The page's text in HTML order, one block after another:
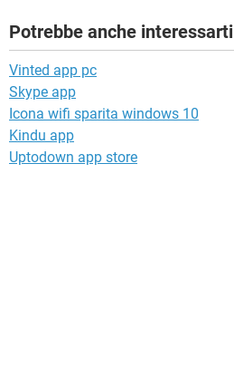
Potrebbe anche interessarti
Vinted app pc
Skype app
Icona wifi sparita windows 10
Kindu app
Uptodown app store